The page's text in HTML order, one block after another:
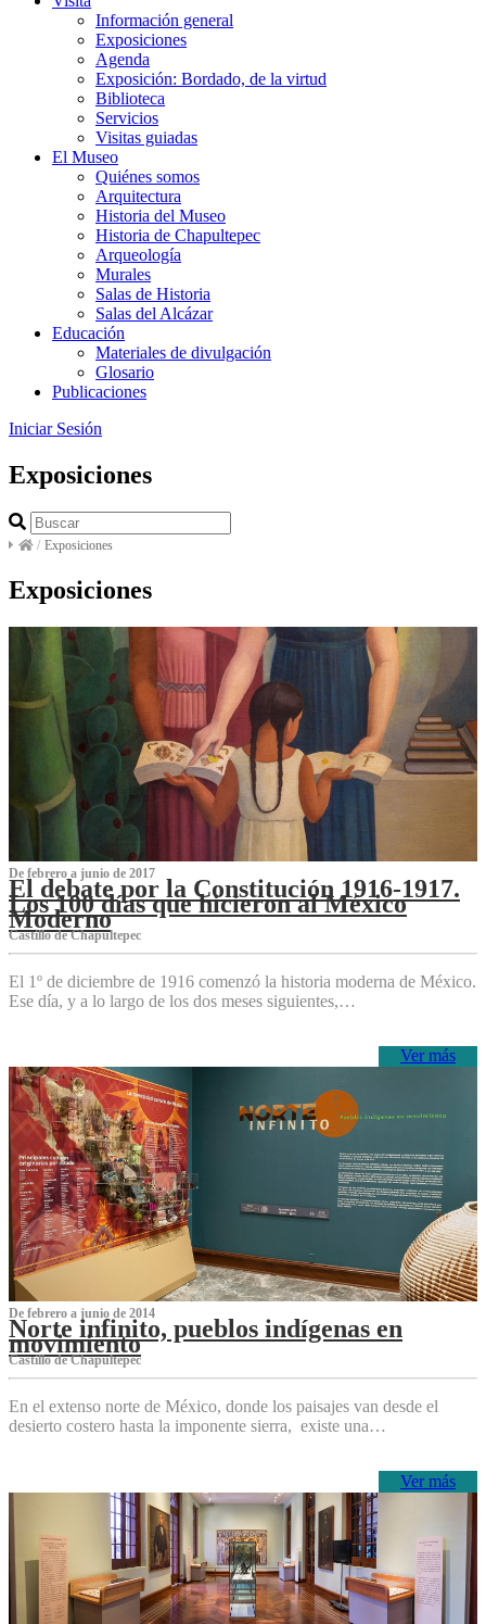
Información general
Exposiciones
Agenda
Exposición: Bordado, de la virtud
Biblioteca
Servicios
Visitas guiadas
El Museo
Quiénes somos
Arquitectura
Historia del Museo
Historia de Chapultepec
Arqueología
Murales
Salas de Historia
Salas del Alcázar
Educación
Materiales de divulgación
Glosario
Publicaciones
Iniciar Sesión
Exposiciones
/ Exposiciones
Exposiciones
De febrero a junio de 2017
El debate por la Constitución 1916-1917.
Los 100 días que hicieron al México
Moderno
Castillo de Chapultepec
El 1º de diciembre de 1916 comenzó la historia moderna de México.
Ese día, y a lo largo de los dos meses siguientes,…
Ver más
De febrero a junio de 2014
Norte infinito, pueblos indígenas en
movimiento
Castillo de Chapultepec
En el extenso norte de México, donde los paisajes van desde el
desierto costero hasta la imponente sierra, existe una…
Ver más